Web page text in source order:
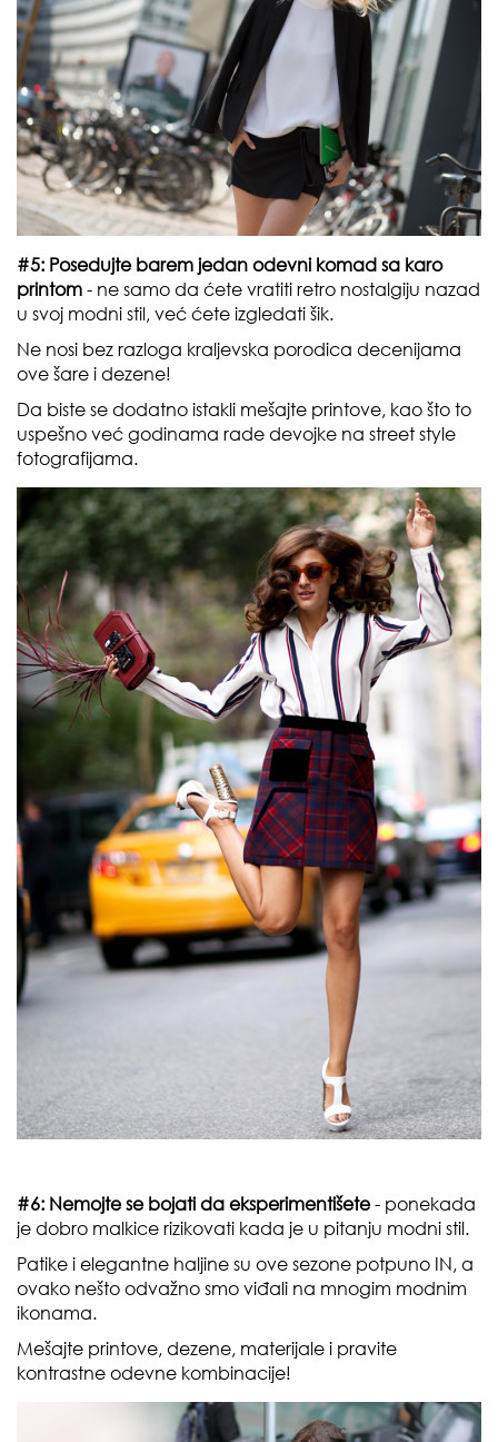
#5: Posedujte barem jedan odevni komad sa karo
printom - ne samo da ćete vratiti retro nostalgiju nazad
u svoj modni stil, već ćete izgledati šik.
Ne nosi bez razloga kraljevska porodica decenijama
ove šare i dezene!
Da biste se dodatno istakli mešajte printove, kao što to
uspešno već godinama rade devojke na street style
fotografijama.
#6: Nemojte se bojati da eksperimentišete- ponekada
je dobro malkice rizikovati kada je u pitanju modni stil.
Patike i elegantne haljine su ove sezone potpuno IN, a
ovako nešto odvažno smo viđali na mnogim modnim
ikonama.
Mešajte printove, dezene, materijale i pravite
kontrastne odevne kombinacije!